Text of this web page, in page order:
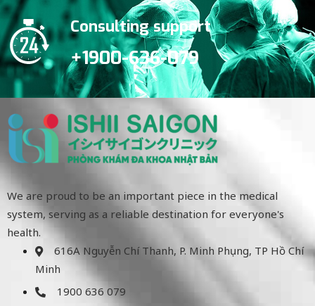
Consulting support
+1900-636-079
We are proud to be an important piece in the medical
system, serving as a reliable destination for everyone's
health.
616A Nguyễn Chí Thanh, P. Minh Phụng, TP Hồ Chí
Minh
1900 636 079